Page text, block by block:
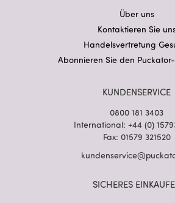
Über uns
Kontaktieren Sie
Handelsvertretung
Abonnieren Sie den
KUNDENSERVICE
0800 181 3403
International: +44 (0)
Fax: 01579 321520
SICHERES